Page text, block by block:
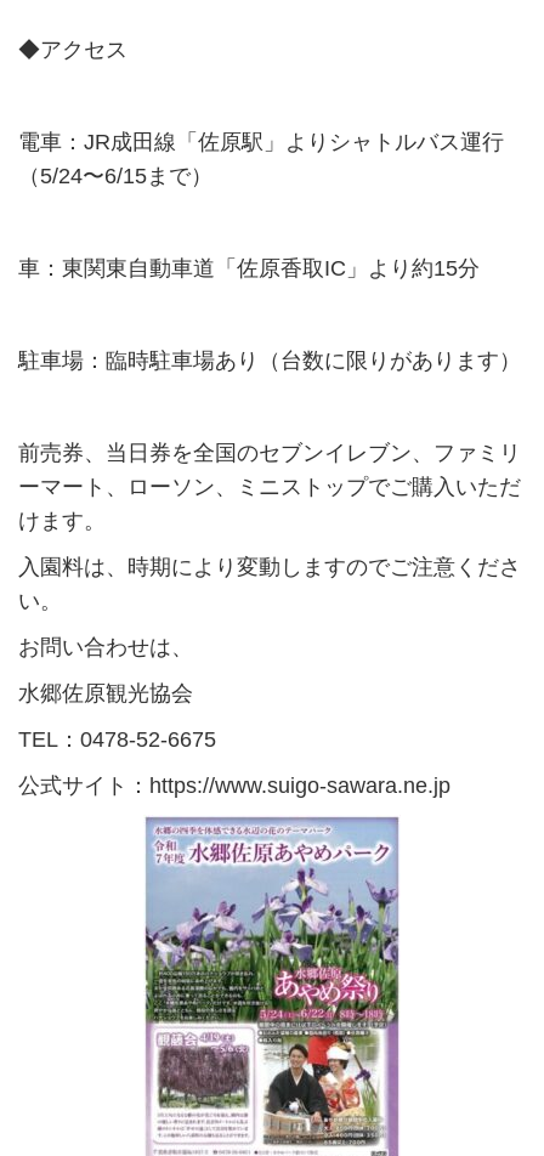
◆アクセス
電車：JR成田線「佐原駅」よりシャトルバス運行
（5/24〜6/15まで）
車：東関東自動車道「佐原香取IC」より約15分
駐車場：臨時駐車場あり（台数に限りがあります）
前売券、当日券を全国のセブンイレブン、ファミリ
ーマート、ローソン、ミニストップでご購入いただ
けます。
入園料は、時期により変動しますのでご注意くださ
い。
お問い合わせは、
水郷佐原観光協会
TEL：0478-52-6675
公式サイト：https://www.suigo-sawara.ne.jp